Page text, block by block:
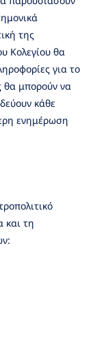
της
Κολεγίου θα
για το
θα μπορούν να
κάθε
ενημέρωση
και τη